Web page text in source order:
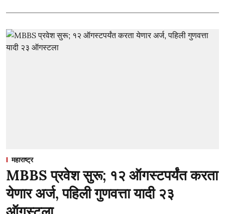
महाराष्ट्र
MBBS प्रवेश सुरू; १२ ऑगस्टपर्यंत करता
येणार अर्ज, पहिली गुणवत्ता यादी २३